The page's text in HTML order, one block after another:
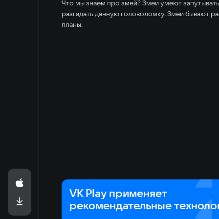
Что мы знаем про змей? Змеи умеют
разгадать данную головоломку. Змеи бывают
планы.
VK Play применяет
рекомендательные